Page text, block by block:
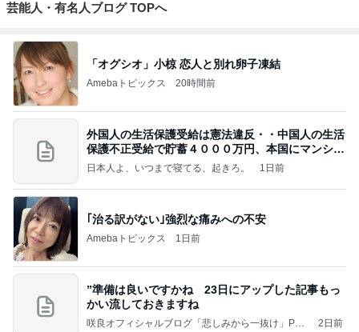
芸能人・有名人ブログ TOPへ
「オグシオ」小椋 恋人と別れ卵子凍結
Amebaトピックス 20時間前
外国人の生活保護受給は憲法違反・・中国人の生活
保護不正受給で貯蓄４０００万円、本国にマンショ
ンを
日本人よ、いつまで寝てる、起きろ。 1日前
｢治る訳がない｣強烈な痛みへの不安
Amebaトピックス 1日前
”準備は良いですかね 23日にアップした記事もっ
かい流しておきますね
咲良オフィシャルブログ「悲しみから一抜け」Pow
2日前